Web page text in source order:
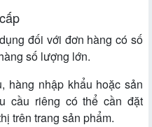
đối với đơn hàng có số
số lượng lớn.
hàng nhập khẩu hoặc sản
cầu riêng có thể cần đặt
trên trang sản phẩm.